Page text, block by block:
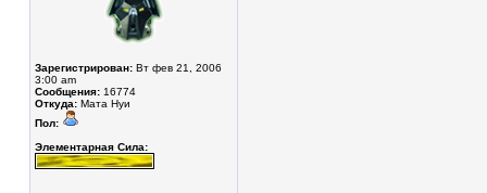
Зарегистрирован: Вт фев 21, 2006
3:00 am
Сообщения: 16774
Откуда: Мата Нуи
Пол:
Элементарная Сила: